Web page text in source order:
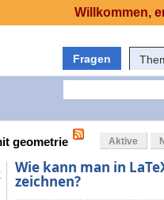
Fragen
geometrie Aktive
Wie kann man in
zeichnen?
Willkommen,